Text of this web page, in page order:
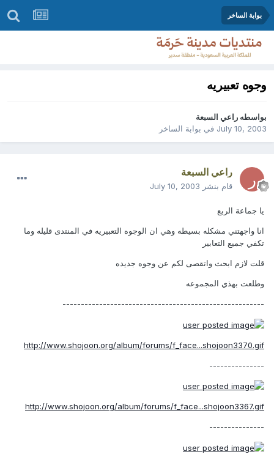
بوابة الساخر
وجوه تعبيريه
بواسطه راعي السبعة
July 10, 2003في بوابة الساخر
راعي السبعة
قام بنشر July 10, 2003
يا جماعة الربع
انا واجهتني مشكله بسيطه وهي ان الوجوه التعبيريه في المنتدى قليله وما
تكفي جميع التعابير
قلت لازم ابحث واتقصى لكم عن وجوه جديده
وطلعت بهذي المجموعه
-------------------------------------------------------
http://www.shojoon.org/album/forums/f_face...shojoon3370.gif
---------------
http://www.shojoon.org/album/forums/f_face...shojoon3367.gif
---------------